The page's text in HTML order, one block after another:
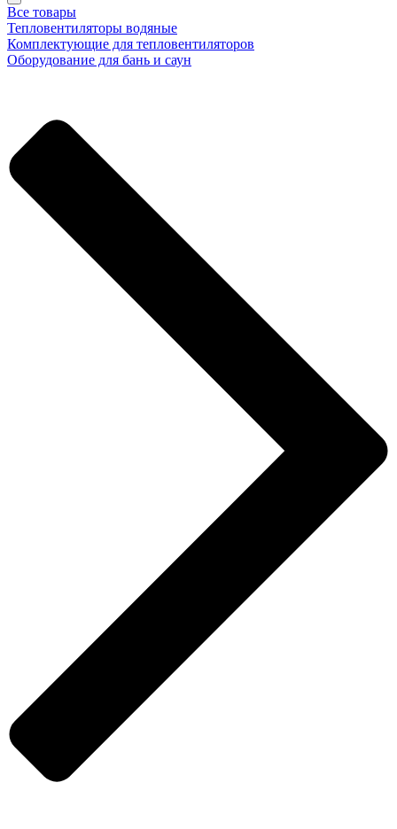
Все товары
Тепловентиляторы водяные
Комплектующие для тепловентиляторов
Оборудование для бань и саун